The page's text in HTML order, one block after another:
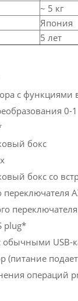
~ 5 кг
Япония
5 лет
c
бокс
бокс со
переключателя
plug*
операций